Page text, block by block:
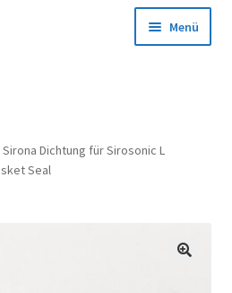
Menü
Dichtung für Sirosonic L
Seal